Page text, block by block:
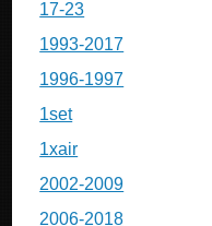
17-23
1993-2017
1996-1997
1set
1xair
2002-2009
2006-2018